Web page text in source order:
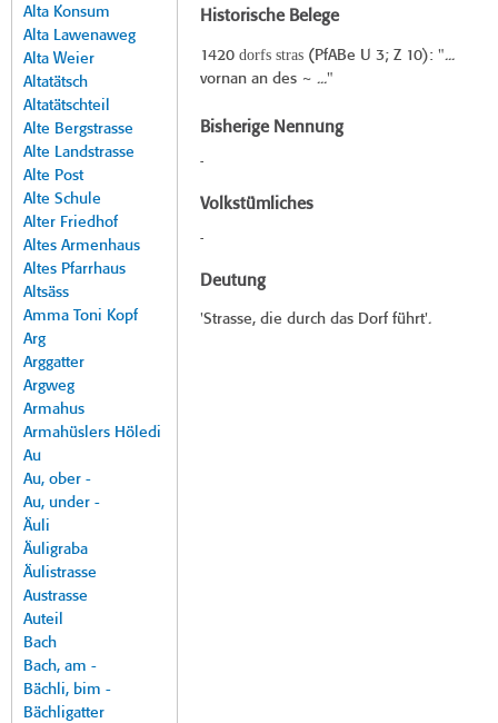
Alta Konsum
Alta Lawenaweg
Alta Weier
Altatätsch
Altatätschteil
Alte Bergstrasse
Alte Landstrasse
Alte Post
Alte Schule
Alter Friedhof
Altes Armenhaus
Altes Pfarrhaus
Altsäss
Amma Toni Kopf
Arg
Arggatter
Argweg
Armahus
Armahüslers Höledi
Au
Au, ober -
Au, under -
Äuli
Äuligraba
Äulistrasse
Austrasse
Auteil
Bach
Bach, am -
Bächli, bim -
Bächligatter
Historische Belege
1420 dorfs stras( PfABe U 3; Z 10): "...
vornan an des ~ ..."
Bisherige Nennung
-
Volkstümliches
-
Deutung
'Strasse, die durch das Dorf führt'.